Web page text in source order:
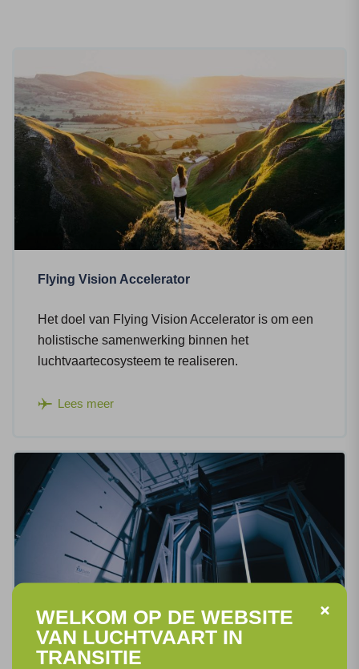
Flying Vision Accelerator
Het doel van Flying Vision Accelerator is om een
holistische samenwerking binnen het
luchtvaartecosysteem te realiseren.
Lees meer
WELKOM OP DE WEBSITE
VAN LUCHTVAART IN
TRANSITIE